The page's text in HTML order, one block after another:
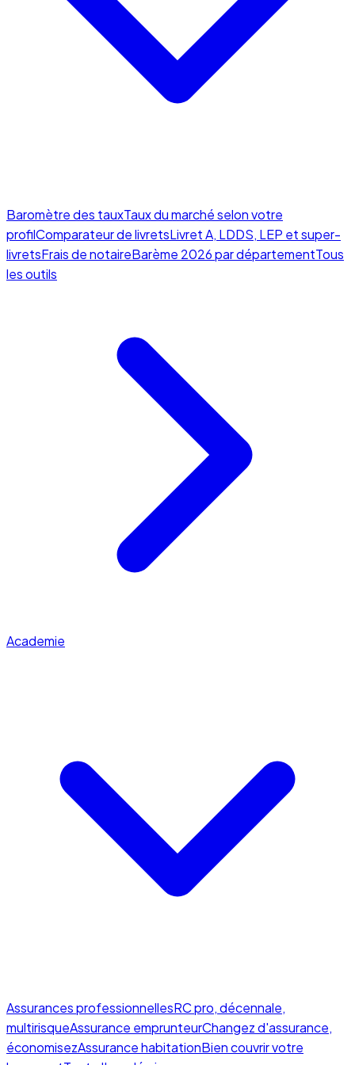
Baromètre des tauxTaux du marché selon votre
profilComparateur de livretsLivret A, LDDS, LEP et super-
livretsFrais de notaireBarème 2026 par départementTous
les outils
Academie
Assurances professionnellesRC pro, décennale,
multirisqueAssurance emprunteurChangez d'assurance,
économisezAssurance habitationBien couvrir votre